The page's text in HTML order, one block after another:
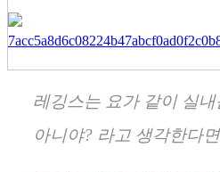
레깅스는 요가 같이 실
아니야? 라고 생각한다면